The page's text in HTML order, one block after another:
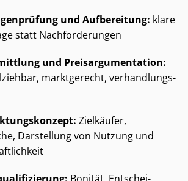
und Aufbereitung: klare
statt Nachforderungen
und Preisar­gu­men­ta­ti­on:
marktgerecht, ver­hand­lungs­
Zielkäufer,
Darstellung von Nutzung und